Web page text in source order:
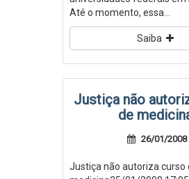
Até o momento, essa...
Saiba
Justiça não
de
26/01/2008
Justiça não autoriza curso